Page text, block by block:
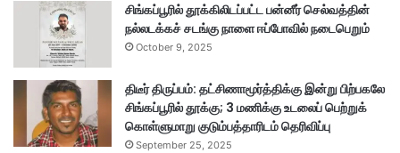
சிங்கப்பூரில் தூக்கிலிடப்பட்ட பன்னீர் செல்வத்தின்
நல்லடக்கச் சடங்கு நாளை ஈப்போவில் நடைபெறும்
October 9, 2025
திடீர் திருப்பம்: தட்சிணாமூர்த்திக்கு இன்று பிற்பகலே
சிங்கப்பூரில் தூக்கு; 3 மணிக்கு உடலைப் பெற்றுக்
கொள்ளுமாறு குடும்பத்தாரிடம் தெரிவிப்பு
September 25, 2025